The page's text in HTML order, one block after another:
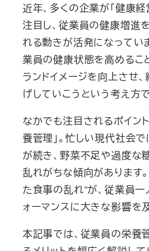
近年、多くの企業が「健康経
注目し、従業員の健康増進
れる動きが活発になってい
業員の健康状態を高めるこ
ランドイメージを向上させ
げしていこうという考え方で
なかでも注目されるポイン
養管理」。忙しい現代社会
が続き、野菜不足や過度な
乱れがちな傾向があります
た食事の乱れ”が、従業員
ォーマンスに大きな影響を
本記事では、従業員の栄養